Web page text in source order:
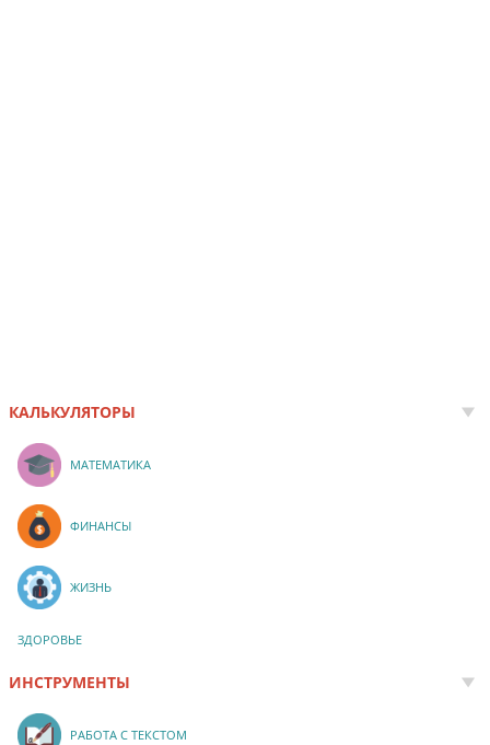
КАЛЬКУЛЯТОРЫ
МАТЕМАТИКА
ФИНАНСЫ
ЖИЗНЬ
ЗДОРОВЬЕ
ИНСТРУМЕНТЫ
РАБОТА С ТЕКСТОМ